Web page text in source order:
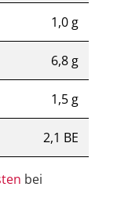
1,0 g
6,8 g
1,5 g
2,1 BE
bei